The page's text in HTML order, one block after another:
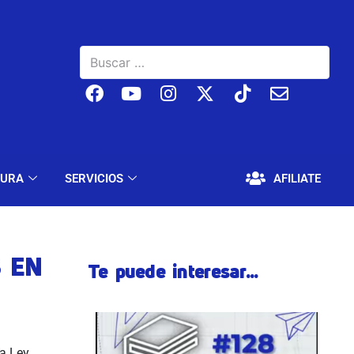
SERVICIOS AFILIATE
EDUCACIÓN Y CULTURA SERVICIOS
EN Te puede interesar...